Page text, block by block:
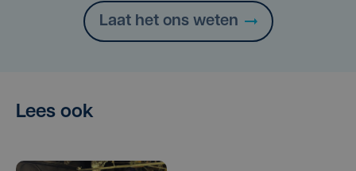
Laat het ons weten
Lees ook